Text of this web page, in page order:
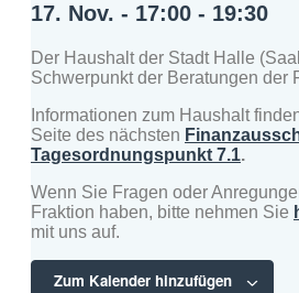
17. Nov. - 17:00 - 19:30
Der Haushalt der Stadt Halle
Schwerpunkt der Beratungen der
Informationen zum Haushalt
Seite des nächsten
Tagesordnungspunkt 7.1.
Wenn Sie Fragen oder
Fraktion haben, bitte nehmen Sie
mit uns auf.
Zum Kalender hinzufügen